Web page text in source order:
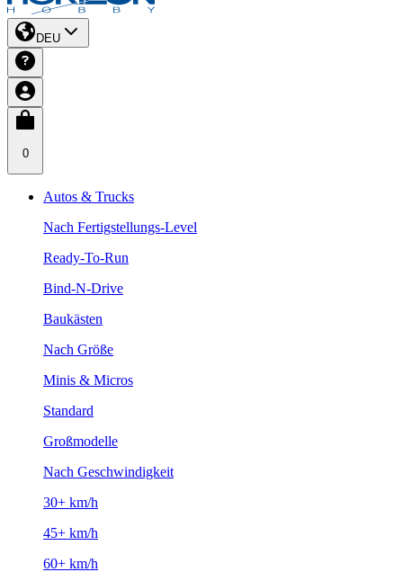
DEU
0
Autos & Trucks
Nach Fertigstellungs-Level
Ready-To-Run
Bind-N-Drive
Baukästen
Nach Größe
Minis & Micros
Standard
Großmodelle
Nach Geschwindigkeit
30+ km/h
45+ km/h
60+ km/h